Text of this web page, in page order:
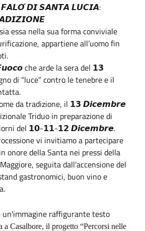
𝘿𝙄 𝙎𝘼𝙉𝙏𝘼 𝙇𝙐𝘾𝙄𝘼:
essa nella sua forma conviviale
appartiene all’uomo fin
che arde la sera del 𝟭𝟯
di “luce” contro le tenebre e il
da tradizione, il 𝟭𝟯 𝘿𝙞𝙘𝙚𝙢𝙗𝙧𝙚
Triduo in preparazione di
del 𝟭𝟬-𝟭𝟭-𝟭𝟮 𝘿𝙞𝙘𝙚𝙢𝙗𝙧𝙚.
vi invitiamo a partecipare
onore della Santa nei pressi della
seguita dall’accensione del
gastronomici, buon vino e
a Casalbore, il progetto “Percorsi nelle